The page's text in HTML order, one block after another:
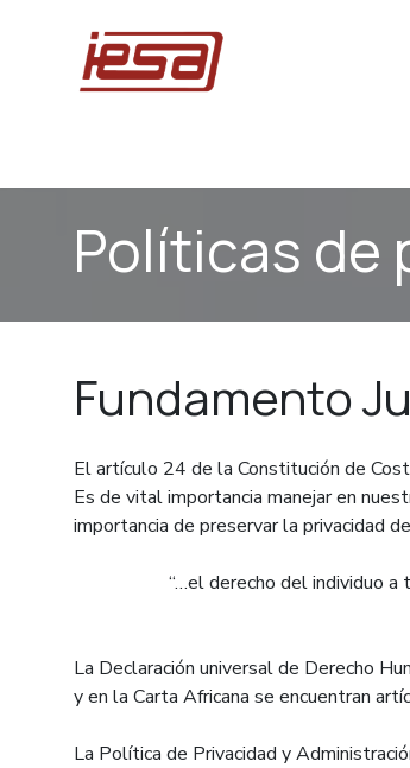
Políticas de
Fundamento
El artículo 24 de la Constitución de
Es de vital importancia manejar en
importancia de preservar la privacidad
“…el derecho del individuo a tener
La Declaración universal de Derecho
y en la Carta Africana se encuentran
La Política de Privacidad y